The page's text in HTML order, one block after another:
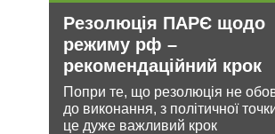
Резолюція ПАРЄ щодо
режиму рф –
рекомендаційний крок
Попри те, що резолюція не
до виконання, з політичної
це дуже важливий крок